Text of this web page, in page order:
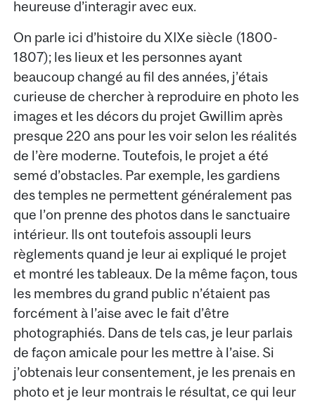
heureuse d’interagir avec eux.
On parle ici d’histoire du XIXe siècle (1800-
1807); les lieux et les personnes ayant
beaucoup changé au fil des années, j’étais
curieuse de chercher à reproduire en photo les
images et les décors du projet Gwillim après
presque 220 ans pour les voir selon les réalités
de l’ère moderne. Toutefois, le projet a été
semé d’obstacles. Par exemple, les gardiens
des temples ne permettent généralement pas
que l’on prenne des photos dans le sanctuaire
intérieur. Ils ont toutefois assoupli leurs
règlements quand je leur ai expliqué le projet
et montré les tableaux. De la même façon, tous
les membres du grand public n’étaient pas
forcément à l’aise avec le fait d’être
photographiés. Dans de tels cas, je leur parlais
de façon amicale pour les mettre à l’aise. Si
j’obtenais leur consentement, je les prenais en
photo et je leur montrais le résultat, ce qui leur